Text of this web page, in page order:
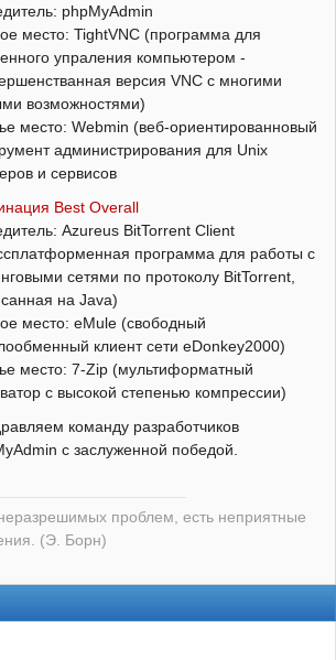
phpMyAdmin
место: TightVNC (программа для
упраления компьютером -
версия VNC с многими
возможностями)
место: Webmin (веб-ориентированновый
администрирования для Unix
и сервисов
Best Overall
Azureus BitTorrent Client
программа для работы с
сетями по протоколу BitTorrent,
на Java)
место: eMule (свободный
клиент сети eDonkey2000)
место: 7-Zip (мультиформатный
с высокой степенью компрессии)
команду разработчиков
с заслуженной победой.
проблем, есть неприятные
(Э. Борн)